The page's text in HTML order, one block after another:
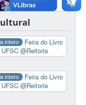
inteiro
Feira do Livro
UFSC@Reitoria
inteiro
Feira do Livro
UFSC@Reitoria